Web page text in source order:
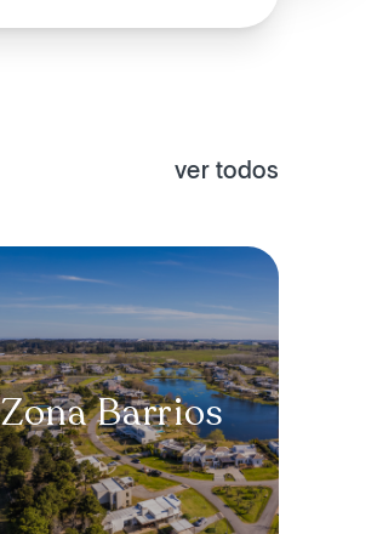
ver todos
ZonaBarrios